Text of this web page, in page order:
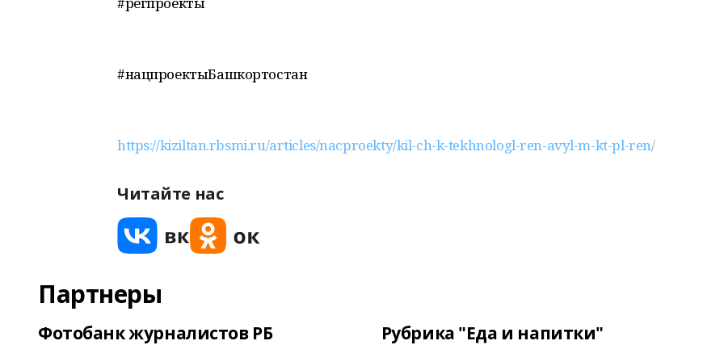
#нацпроектыБашкортостан
https://kiziltan.rbsmi.ru/articles/nacproekty/kil-ch-k-tekhnologl-ren-avyl-m-kt-pl-ren/
Читайте нас
Партнеры
Фотобанк журналистов РБ Рубрика "Еда и напитки"